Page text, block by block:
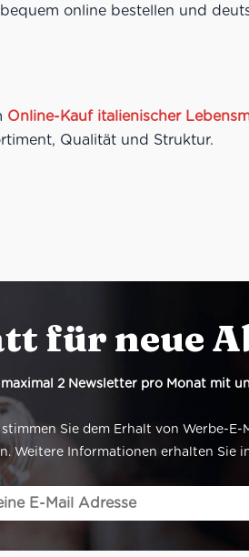
online bestellen und
Online-Kauf italienischer
Qualität und Struktur.
für neue
2 Newsletter pro Monat mit
Sie dem Erhalt von Werbe-E-
Weitere Informationen erhalten Sie